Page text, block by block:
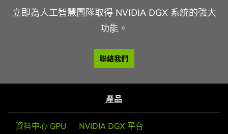
立即為人工智慧團隊取得 NVIDIA DGX 系統的強大
功能。
聯絡我們
產品
資料中心 GPU NVIDIA DGX 平台